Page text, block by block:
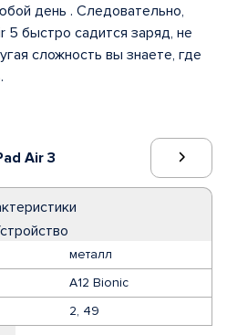
Air 3
металл
A12 Bionic
2, 49
день . Следовательно,
5 быстро садится заряд, не
сложность вы знаете, где